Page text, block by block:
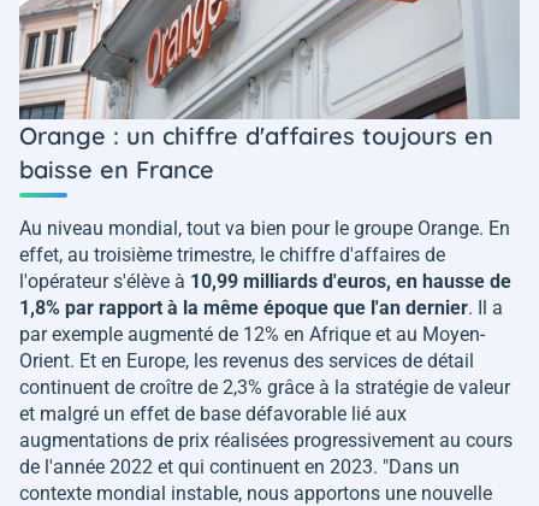
Orange : un chiffre d'affaires toujours en
baisse en France
Au niveau mondial, tout va bien pour le groupe Orange. En
effet, au troisième trimestre, le chiffre d'affaires de
l'opérateur s'élève à 10,99 milliards d'euros, en hausse de
1,8% par rapport à la même époque que l'an dernier. Il a
par exemple augmenté de 12% en Afrique et au Moyen-
Orient. Et en Europe, les revenus des services de détail
continuent de croître de 2,3% grâce à la stratégie de valeur
et malgré un effet de base défavorable lié aux
augmentations de prix réalisées progressivement au cours
de l'année 2022 et qui continuent en 2023. "Dans un
contexte mondial instable, nous apportons une nouvelle